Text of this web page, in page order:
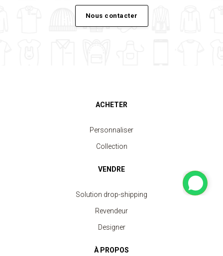
Nous contacter
ACHETER
Personnaliser
Collection
VENDRE
Solution drop-shipping
Revendeur
Designer
À PROPOS